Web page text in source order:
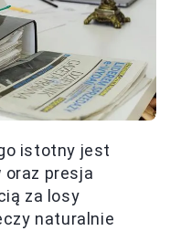
istotny jest
oraz presja
za losy
naturalnie